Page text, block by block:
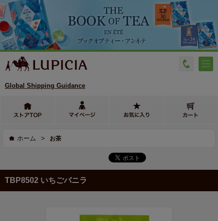
Global Shipping Guidance
ホーム > お茶
TBP8502 いちごバニラ